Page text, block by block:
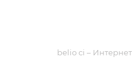
belio ci –